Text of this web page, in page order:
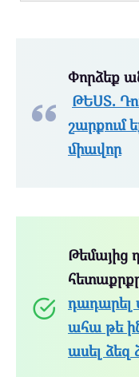
Փորձեք
ԹԵՍՏ.
շարքում
միավոր
Թեմայից
դադարել
ահա թե
ասել ձեզ